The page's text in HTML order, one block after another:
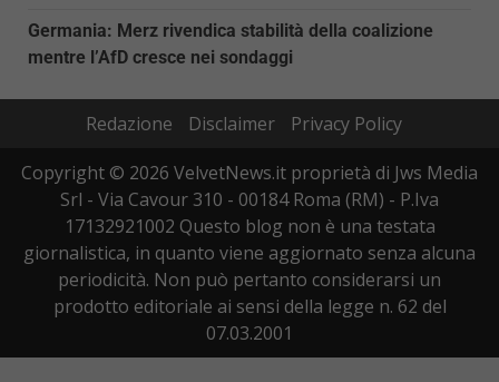
Germania: Merz rivendica stabilità della coalizione
mentre l’AfD cresce nei sondaggi
Redazione Disclaimer
Privacy Policy
Copyright © 2026 VelvetNews.it proprietà di Jws Media
Srl - Via Cavour 310 - 00184 Roma (RM) - P.Iva
17132921002 Questo blog non è una testata
giornalistica, in quanto viene aggiornato senza alcuna
periodicità. Non può pertanto considerarsi un
prodotto editoriale ai sensi della legge n. 62 del
07.03.2001